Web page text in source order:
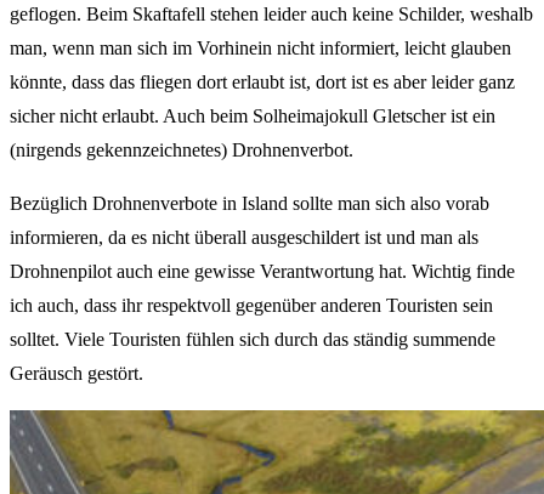
geflogen. Beim Skaftafell stehen leider auch keine Schilder, weshalb
man, wenn man sich im Vorhinein nicht informiert, leicht glauben
könnte, dass das fliegen dort erlaubt ist, dort ist es aber leider ganz
sicher nicht erlaubt. Auch beim Solheimajokull Gletscher ist ein
(nirgends gekennzeichnetes) Drohnenverbot.
Bezüglich Drohnenverbote in Island sollte man sich also vorab
informieren, da es nicht überall ausgeschildert ist und man als
Drohnenpilot auch eine gewisse Verantwortung hat. Wichtig finde
ich auch, dass ihr respektvoll gegenüber anderen Touristen sein
solltet. Viele Touristen fühlen sich durch das ständig summende
Geräusch gestört.